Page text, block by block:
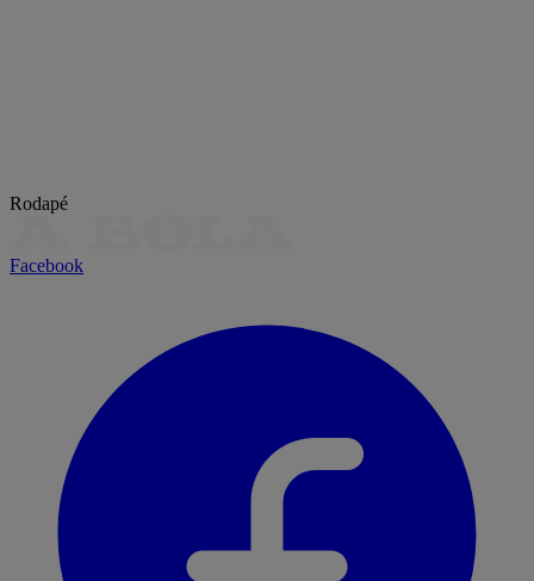
Rodapé
Facebook